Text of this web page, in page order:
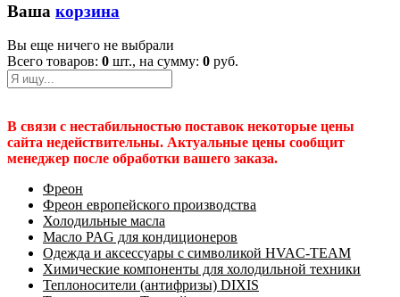
Ваша корзина
Вы еще ничего не выбрали
Всего товаров: 0 шт., на сумму: 0 руб.
В связи с нестабильностью поставок некоторые цены
сайта недействительны. Актуальные цены сообщит
менеджер после обработки вашего заказа.
Фреон
Фреон европейского производства
Холодильные масла
Масло PAG для кондиционеров
Одежда и аксессуары с символикой HVAC-TEAM
Химические компоненты для холодильной техники
Теплоносители (антифризы) DIXIS